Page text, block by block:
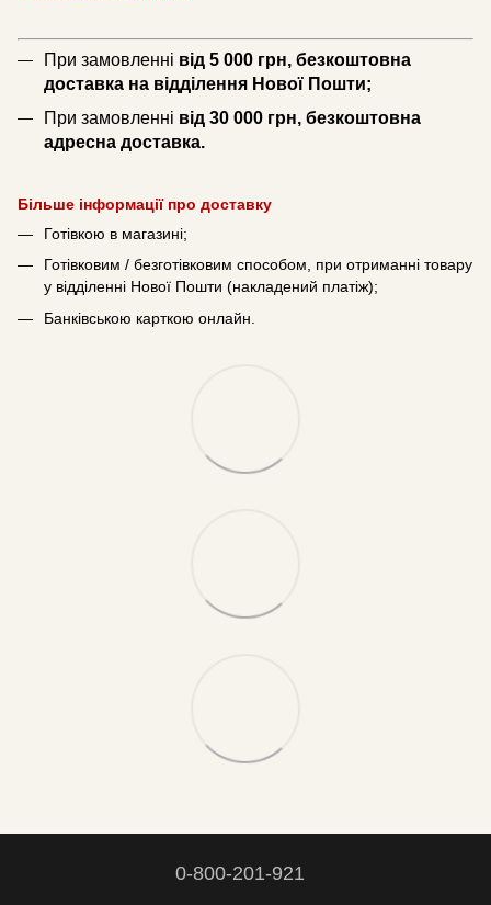
При замовленні від 5 000 грн, безкоштовна
доставка на відділення Нової Пошти;
При замовленні від 30 000 грн, безкоштовна
адресна доставка.
Більше інформації про доставку
Готівкою в магазині;
Готівковим / безготівковим способом, при отриманні товару
у відділенні Нової Пошти (накладений платіж);
Банківською карткою онлайн.
0-800-201-921